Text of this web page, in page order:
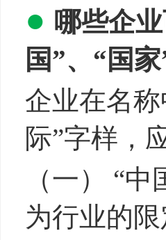
● 哪些企
国”、“国
企业在名称
际”字样，
（一） “
为行业的